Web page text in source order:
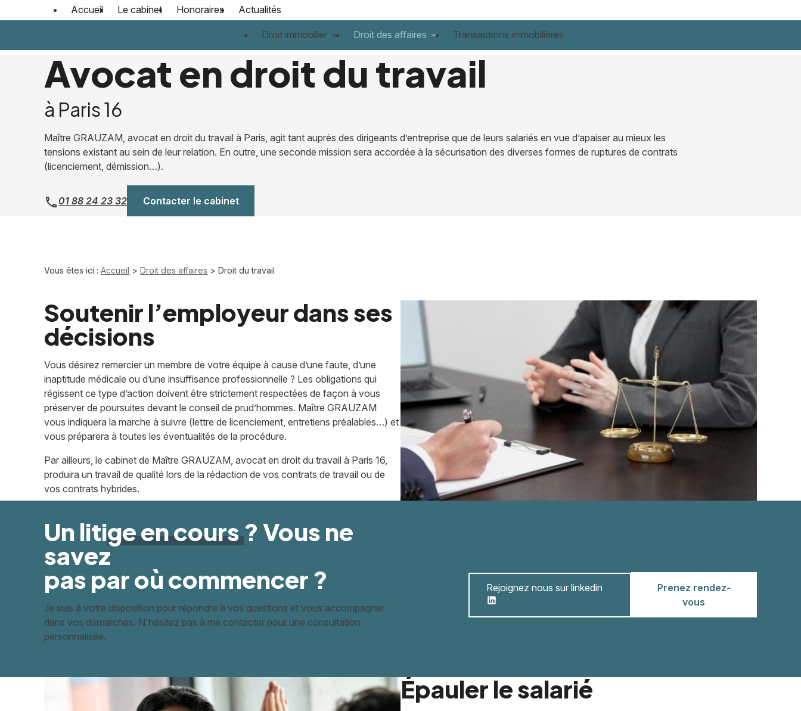
Accueil Le cabinet Honoraires Actualités
Droit immobilier Droit des affaires Transactions immobilières
Avocat en droit du travail
à Paris 16
Maître GRAUZAM, avocat en droit du travail à Paris, agit tant auprès des dirigeants d’entreprise que de leurs salariés en vue d’apaiser au mieux les
tensions existant au sein de leur relation. En outre, une seconde mission sera accordée à la sécurisation des diverses formes de ruptures de contrats
(licenciement, démission…).
01 88 24 23 32 Contacter le cabinet
Vous êtes ici : Accueil >Droit des affaires > Droit du travail
Soutenir l’employeur dans ses
décisions
Vous désirez remercier un membre de votre équipe à cause d’une faute, d’une
inaptitude médicale ou d’une insuffisance professionnelle ? Les obligations qui
régissent ce type d’action doivent être strictement respectées de façon à vous
préserver de poursuites devant le conseil de prud’hommes. Maître GRAUZAM
vous indiquera la marche à suivre (lettre de licenciement, entretiens préalables…) et
vous préparera à toutes les éventualités de la procédure.
Par ailleurs, le cabinet de Maître GRAUZAM, avocat en droit du travail à Paris 16,
produira un travail de qualité lors de la rédaction de vos contrats de travail ou de
vos contrats hybrides.
Un litigeen cours? Vous ne
savez
pas par où commencer ?
Je suis à votre disposition pour répondre à vos questions et vous accompagner
dans vos démarches. N'hésitez pas à me contacter pour une consultation
personnalisée.
Rejoignez nous sur linkedin
Prenez rendez-
vous
Épauler le salarié
Panneau de gestion des cookies